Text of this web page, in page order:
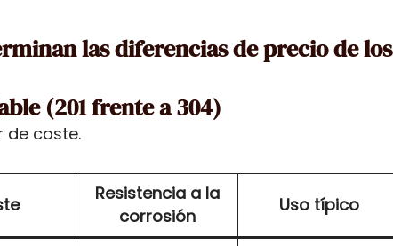
las diferencias de precio de los
(201 frente a 304)
de coste.
Resistencia a la
corrosión
Uso típico